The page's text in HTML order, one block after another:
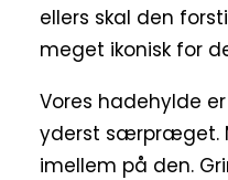
ellers skal den
meget ikonisk for
Vores hadehylde
yderst særpræget.
imellem på den.